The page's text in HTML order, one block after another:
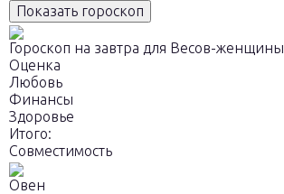
Показать гороскоп
Гороскоп на завтра для Весов-женщины
Оценка
Любовь
Финансы
Здоровье
Итого:
Совместимость
Овен